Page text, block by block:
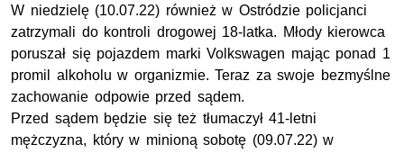
W niedzielę (10.07.22) również w Ostródzie policjanci
zatrzymali do kontroli drogowej 18-latka. Młody kierowca
poruszał się pojazdem marki Volkswagen mając ponad 1
promil alkoholu w organizmie. Teraz za swoje bezmyślne
zachowanie odpowie przed sądem.
Przed sądem będzie się też tłumaczył 41-letni
mężczyzna, który w minioną sobotę (09.07.22) w